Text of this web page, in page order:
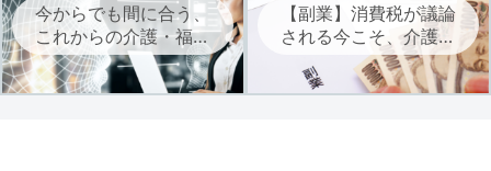
今からでも間に合う、
これからの介護・福祉
に必要なAIを学ぶ
【副業】消費税が議論
される今こそ、介護・
福祉職は自立に向けた
副業を考えよう